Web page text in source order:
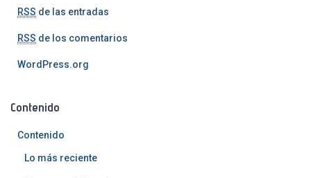
RSS de las entradas
RSS de los comentarios
WordPress.org
Contenido
Contenido
Lo más reciente